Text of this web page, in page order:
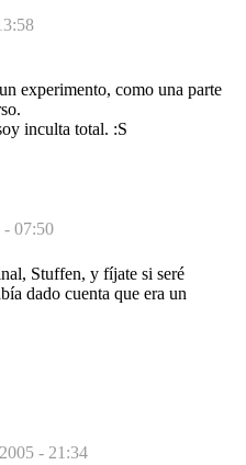
experimento, como una parte
inculta total. :S
- 07:50
Stuffen, y fíjate si seré
dado cuenta que era un
- 21:34